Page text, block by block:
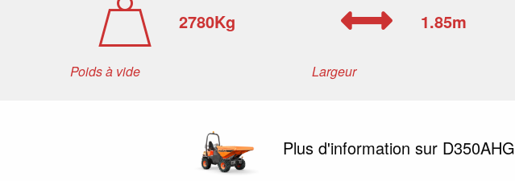
2780Kg
Poids à vide
1.85m
Largeur
Plus d'information sur D350AHG